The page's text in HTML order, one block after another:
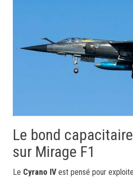
Le bond
sur Mirage F1
Le Cyrano IV est pensé pour